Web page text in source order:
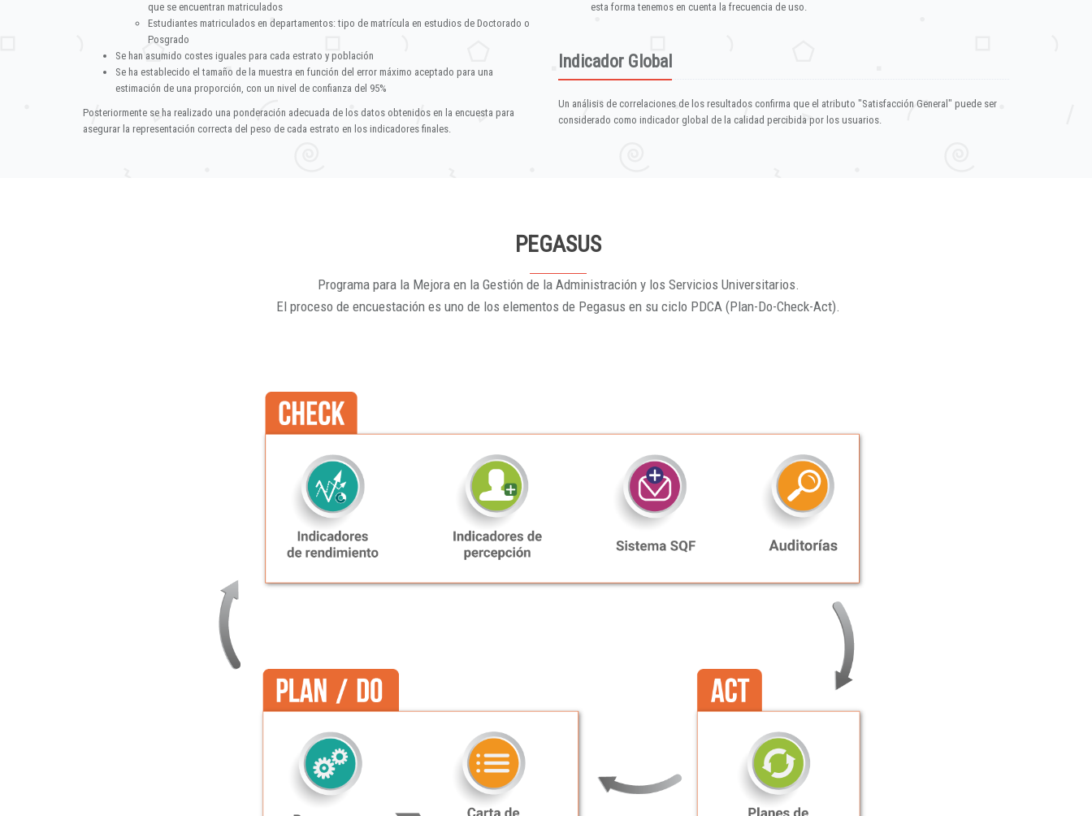
que se encuentran matriculados
Estudiantes matriculados en departamentos: tipo de matrícula en estudios de Doctorado o
Posgrado
Se han asumido costes iguales para cada estrato y población
Se ha establecido el tamaño de la muestra en función del error máximo aceptado para una
estimación de una proporción, con un nivel de confianza del 95%
Posteriormente se ha realizado una ponderación adecuada de los datos obtenidos en la encuesta para
asegurar la representación correcta del peso de cada estrato en los indicadores finales.
esta forma tenemos en cuenta la frecuencia de uso.
Indicador Global
Un análisis de correlaciones de los resultados confirma que el atributo "Satisfacción General" puede ser
considerado como indicador global de la calidad percibida por los usuarios.
PEGASUS
Programa para la Mejora en la Gestión de la Administración y los Servicios Universitarios.
El proceso de encuestación es uno de los elementos de Pegasus en su ciclo PDCA (Plan-Do-Check-Act).